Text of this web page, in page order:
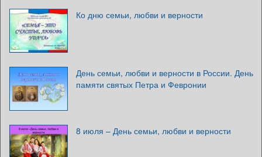
Ко дню семьи, любви и верности
День семьи, любви и верности в России. День
памяти святых Петра и Февронии
8 июля – День семьи, любви и верности